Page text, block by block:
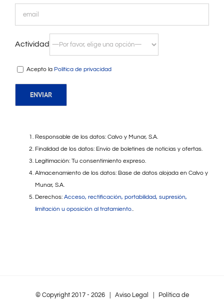
Actividad
Acepto la Política de privacidad
Responsable de los datos: Calvo y Munar, S.A.
Finalidad de los datos: Envío de boletines de noticias y ofertas.
Legitimación: Tu consentimiento expreso.
Almacenamiento de los datos: Base de datos alojada en Calvo y
Munar, S.A.
Derechos: Acceso, rectificación, portabilidad, supresión,
limitación u oposición al tratamiento..
© Copyright 2017 - 2026 | Aviso Legal Política de